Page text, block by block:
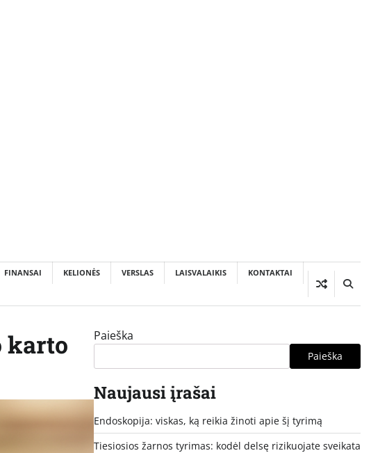
FINANSAI KELIONĖS VERSLAS LAISVALAIKIS KONTAKTAI
karto Paieška
Paieška
Naujausi įrašai
Endoskopija: viskas, ką reikia žinoti apie šį tyrimą
Tiesiosios žarnos tyrimas: kodėl delsę rizikuojate sveikata